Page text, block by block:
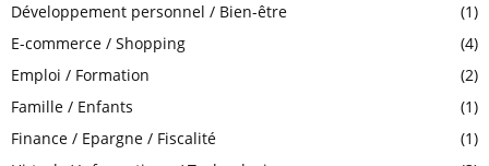
Développement personnel / Bien-être
(1)
E-commerce / Shopping
(4)
Emploi / Formation
(2)
Famille / Enfants
(1)
Finance / Epargne / Fiscalité
(1)